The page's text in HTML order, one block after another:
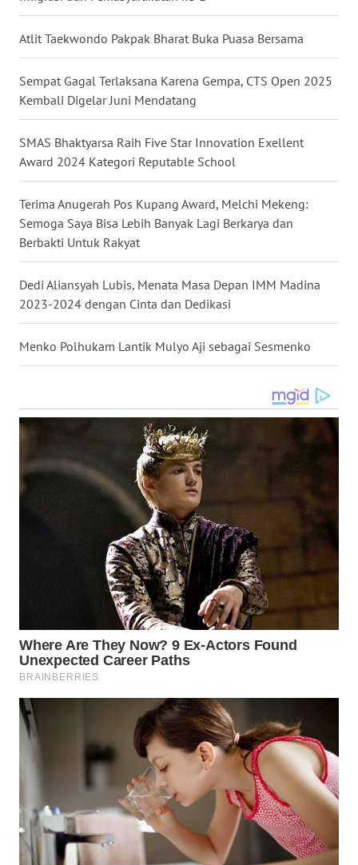
Atlit Taekwondo Pakpak Bharat Buka Puasa Bersama
Sempat Gagal Terlaksana Karena Gempa, CTS Open 2025
Kembali Digelar Juni Mendatang
SMAS Bhaktyarsa Raih Five Star Innovation Exellent
Award 2024 Kategori Reputable School
Terima Anugerah Pos Kupang Award, Melchi Mekeng:
Semoga Saya Bisa Lebih Banyak Lagi Berkarya dan
Berbakti Untuk Rakyat
Dedi Aliansyah Lubis, Menata Masa Depan IMM Madina
2023-2024 dengan Cinta dan Dedikasi
Menko Polhukam Lantik Mulyo Aji sebagai Sesmenko
WN
JATENG
WN
NUSANTARA
WN
JOGJA
WN
JATIM
WN
BALI
WN
KALTENG
WN
KALTARA
SULSEL
WN
GORONTALO
WN
MALUKU